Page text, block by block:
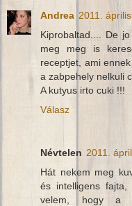
Andrea 2011.
Kiprobaltad.... De
meg meg is
receptjet, ami
a zabpehely nelkuli
A kutyus irto cuki !!!
Válasz
Névtelen 2011.
Hát nekem meg
és intelligens fajta,
velem, hogy a